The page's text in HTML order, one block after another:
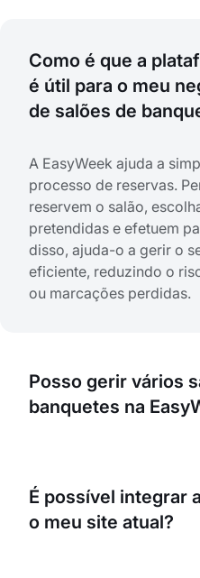
Como é que a
é útil para o meu
de salões de
A EasyWeek ajuda a
processo de reservas.
reservem o salão,
pretendidas e efetuem
disso, ajuda-o a gerir o
eficiente, reduzindo o
ou marcações perdidas.
Posso gerir vários
banquetes na
especialmente útil se o
diferentes localizações.
É possível integrar
o meu site atual?